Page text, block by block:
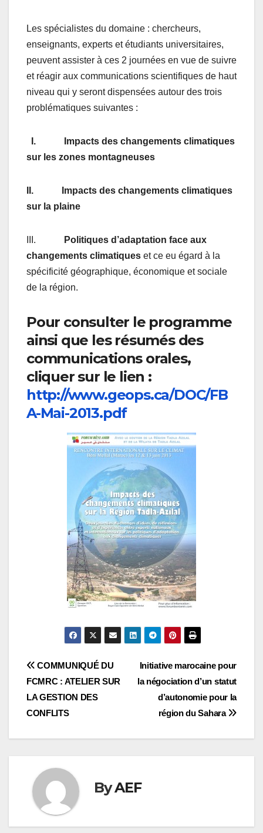
Les spécialistes du domaine : chercheurs,
enseignants, experts et étudiants universitaires,
peuvent assister à ces 2 journées en vue de suivre
et réagir aux communications scientifiques de haut
niveau qui y seront dispensées autour des trois
problématiques suivantes :
I.
Impacts des changements climatiques
sur les zones montagneuses
II.
Impacts des changements climatiques
sur la plaine
III.
Politiques d’adaptation face aux
changements climatiques et ce eu égard à la
spécificité géographique, économique et sociale
de la région.
Pour consulter le programme
ainsi que les résumés des
communications orales,
cliquer sur le lien :
http://www.geops.ca/DOC/FB
A-Mai-2013.pdf
Navigation
de
l’article
Initiative marocaine pour
la négociation d’un statut
d’autonomie pour la
région du Sahara
COMMUNIQUÉ DU
FCMRC : ATELIER SUR
LA GESTION DES
CONFLITS
ByAEF